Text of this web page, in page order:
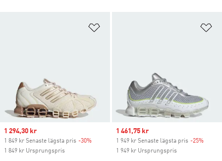
Sale price
1 294,30 kr
1 849 kr Senaste lägsta pris -30%
1 849 kr Ursprungspris
Sale price
1 461,75 kr
1 949 kr Senaste lägsta pris -25%
1 949 kr Ursprungspris